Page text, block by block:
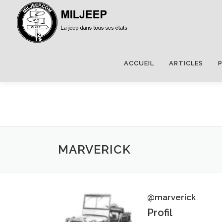
ACCUEIL ARTICLES
MARVERICK
@marverick
Profil